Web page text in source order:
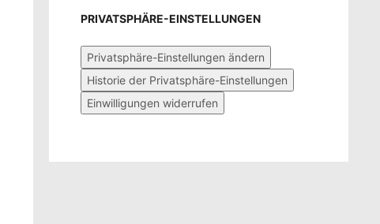
PRIVATSPHÄRE-EINSTELLUNGEN
Privatsphäre-Einstellungen ändern
Historie der Privatsphäre-Einstellungen
Einwilligungen widerrufen